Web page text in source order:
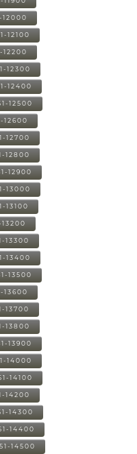
12000
12100
12200
12300
12400
12500
12600
12700
12800
12900
13000
13100
13200
13300
13400
13500
13600
13700
13800
13900
14000
14100
14200
14300
14400
14500